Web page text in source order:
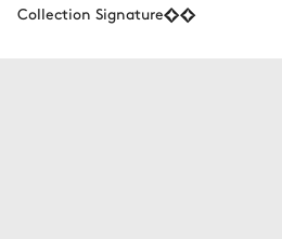
Collection Signature